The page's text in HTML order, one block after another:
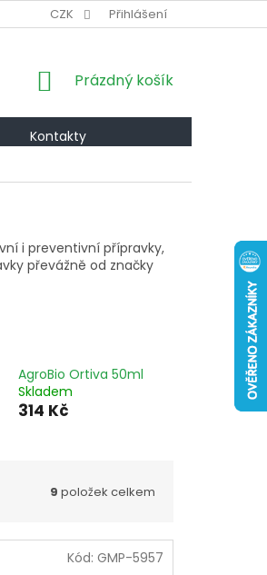
A VRÁCENÍ PODMÍNKY OCHRANY
CZK Přihlášení
NÁKUPNÍ
Prázdný košík
Kontakty
i preventivní přípravky,
převážně od značky
AgroBio Ortiva 50ml
Skladem
314 Kč
9 položek celkem
Kód: GMP-5957